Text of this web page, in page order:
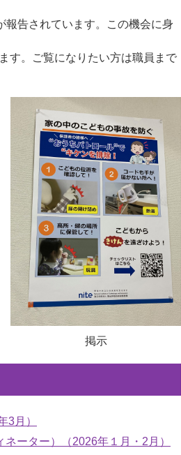
告されています。この機会に身
す。ご覧になりたい方は職員まで
掲示
3月）
ーター）（2026年１月・2月）